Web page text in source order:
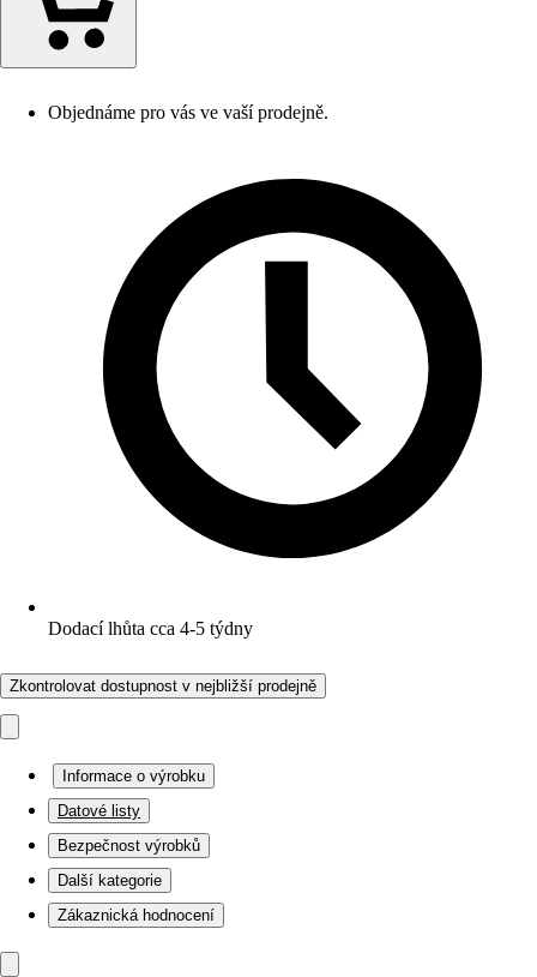
Objednáme pro vás ve vaší prodejně.
Dodací lhůta cca 4-5 týdny
Zkontrolovat dostupnost v nejbližší prodejně
Informace o výrobku
Datové listy
Bezpečnost výrobků
Další kategorie
Zákaznická hodnocení